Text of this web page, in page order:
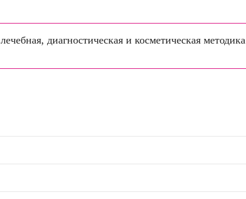
диагностическая и косметическая методика